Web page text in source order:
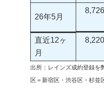
26年5月
直近12ヶ
月
出所：レインズ成約登録を
区＝新宿区・渋谷区・杉並